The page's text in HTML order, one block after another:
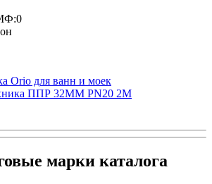
Orio для ванн и моек
ППР 32ММ PN20 2M
марки каталога